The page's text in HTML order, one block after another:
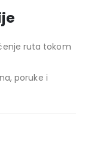
ruta tokom
poruke i